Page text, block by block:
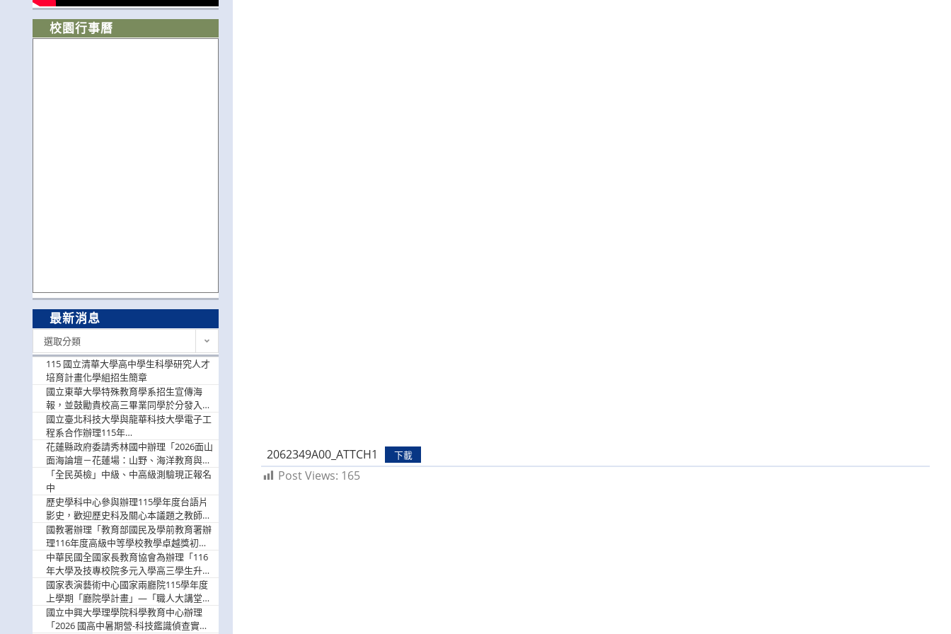
2062349A00_ATTCH1 下載
Post Views: 165
校園行事曆
最新消息
選取分類
115 國立清華大學高中學生科學研究人才
培育計畫化學組招生簡章
國立東華大學特殊教育學系招生宣傳海
報，並鼓勵貴校高三畢業同學於分發入學
階段踴躍選填。
國立臺北科技大學與龍華科技大學電子工
程系合作辦理115年
「115.08.10~08.12「AI賦能應用於智慧半
導體研習營」，歡迎學生踴躍報名參加
花蓮縣政府委請秀林國中辦理「2026面山
面海論壇－花蓮場：山野、海洋教育與戶
外安全實務課程」，歡迎踴躍報名參加
「全民英檢」中級、中高級測驗現正報名
中
歷史學科中心參與辦理115學年度台語片
影史，歡迎歷史科及關心本議題之教師踴
躍報名參加
國教署辦理「教育部國民及學前教育署辦
理116年度高級中等學校教學卓越獎初選
實施計畫」，鼓勵教師踴躍報名
中華民國全國家長教育協會為辦理「116
年大學及技專校院多元入學高三學生升學
輔導家長說明會」
國家表演藝術中心國家兩廳院115學年度
上學期「廳院學計畫」—「職人大講堂」
及「一日體驗課程」，鼓勵踴躍報名參
與。
國立中興大學理學院科學教育中心辦理
「2026 國高中暑期營-科技鑑識偵查實戰